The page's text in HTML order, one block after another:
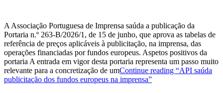
A Associação Portuguesa de Imprensa saúda a publicação da
Portaria n.º 263-B/2026/1, de 15 de junho, que aprova as tabelas de
referência de preços aplicáveis à publicitação, na imprensa, das
operações financiadas por fundos europeus. Aspetos positivos da
portaria A entrada em vigor desta portaria representa um passo muito
relevante para a concretização de umContinue reading “API saúda
publicitação dos fundos europeus na imprensa”